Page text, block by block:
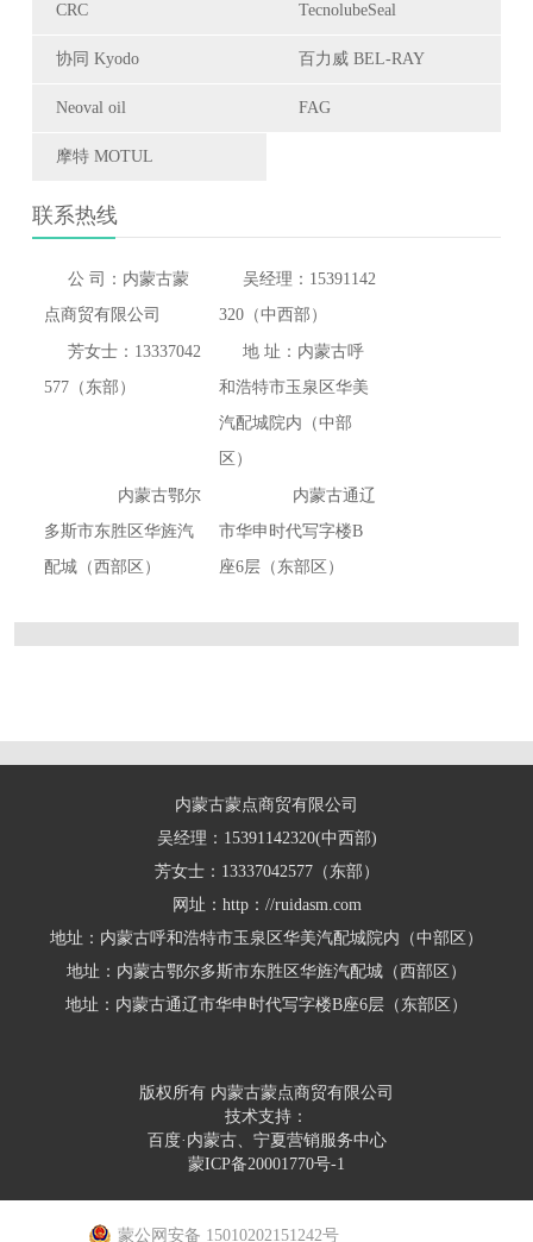
CRC TecnolubeSeal
协同 Kyodo 百力威 BEL-RAY
Neoval oil FAG
摩特 MOTUL
联系热线
公 司：内蒙古蒙
点商贸有限公司
吴经理：15391142
320（中西部）
芳女士：13337042
577（东部）
地 址：内蒙古呼
和浩特市玉泉区华美
汽配城院内（中部
区）
内蒙古鄂尔
多斯市东胜区华旌汽
配城（西部区）
内蒙古通辽
市华申时代写字楼B
座6层（东部区）
内蒙古蒙点商贸有限公司
吴经理：15391142320(中西部)
芳女士：13337042577（东部）
网址：http：//ruidasm.com
地址：内蒙古呼和浩特市玉泉区华美汽配城院内（中部区）
地址：内蒙古鄂尔多斯市东胜区华旌汽配城（西部区）
地址：内蒙古通辽市华申时代写字楼B座6层（东部区）
版权所有 内蒙古蒙点商贸有限公司
技术支持：
百度·内蒙古、宁夏营销服务中心
蒙ICP备20001770号-1
蒙公网安备 15010202151242号